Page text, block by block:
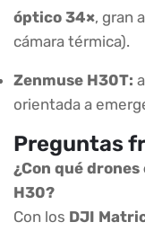
óptico 34×, gran
cámara térmica).
Zenmuse H30T:
orientada a
Preguntas
¿Con qué
H30?
Con los DJI